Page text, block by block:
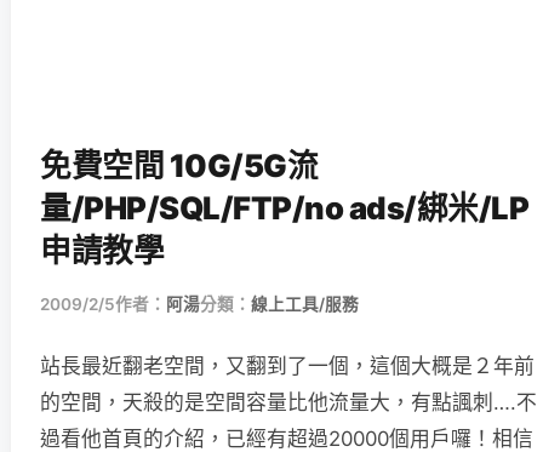
免費空間 10G/5G流
量/PHP/SQL/FTP/no ads/綁米/LP
申請教學
2009/2/5作者： 阿湯分類： 線上工具/服務
站長最近翻老空間，又翻到了一個，這個大概是２年前
的空間，天殺的是空間容量比他流量大，有點諷刺….不
過看他首頁的介紹，已經有超過20000個用戶囉！相信